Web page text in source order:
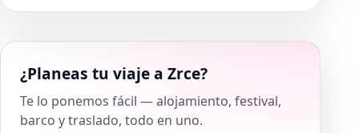
¿Planeas tu viaje a Zrce?
Te lo ponemos fácil — alojamiento, festival,
barco y traslado, todo en uno.